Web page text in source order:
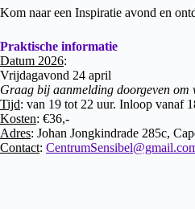
Kom naar een Inspiratie avond en
Praktische informatie
Datum 2026:
Vrijdagavond 24 april
Graag bij aanmelding doorgeven om
Tijd: van 19 tot 22 uur. Inloop vanaf
Kosten: €36,-
Adres: Johan Jongkindrade 285c,
Contact: